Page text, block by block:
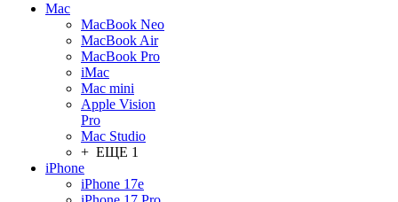
Mac
MacBook Neo
MacBook Air
MacBook Pro
iMac
Mac mini
Apple Vision
Pro
Mac Studio
+ ЕЩЕ 1
iPhone
iPhone 17e